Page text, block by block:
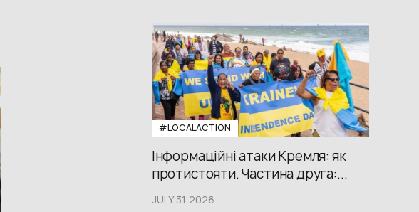
#LOCALACTION
Інформаційні атаки Кремля: як
протистояти. Частина друга:...
JULY 31,2026